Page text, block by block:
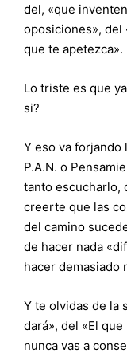
del, «que
oposiciones», del
que te apetezca».
Lo triste es que
si?
Y eso va forjando
P.A.N. o
tanto escucharlo,
creerte que las
del camino
de hacer nada
hacer demasiado
Y te olvidas de la
dará», del «El
nunca vas a